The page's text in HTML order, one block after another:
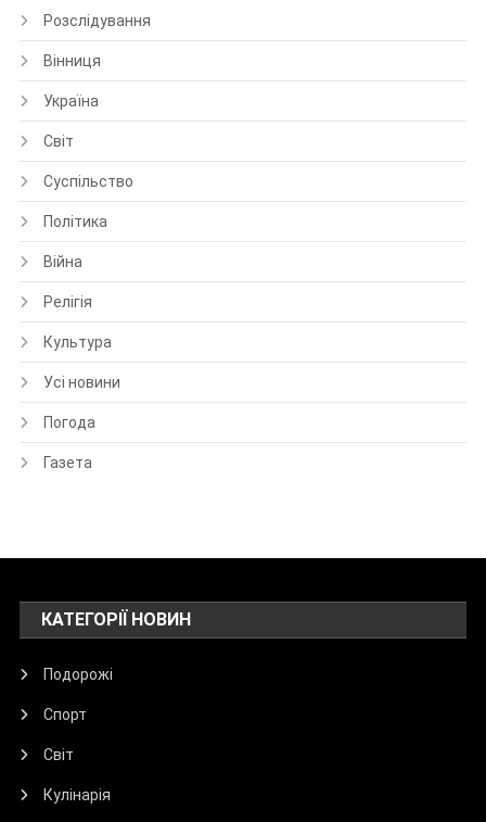
Розслідування
Вінниця
Україна
Світ
Суспільство
Політика
Війна
Релігія
Культура
Усі новини
Погода
Газета
КАТЕГОРІЇ НОВИН
Подорожі
Спорт
Світ
Кулінарія